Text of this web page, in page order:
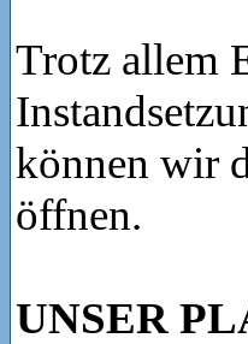
Trotz allem
können wir
öffnen.
UNSER